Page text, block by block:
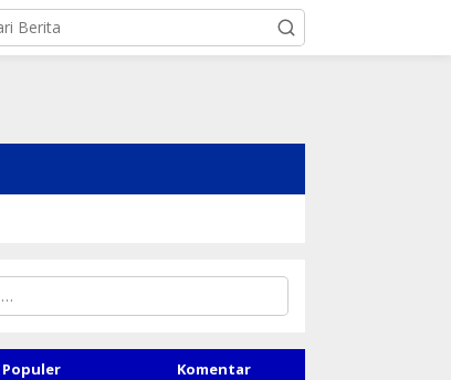
Populer Komentar